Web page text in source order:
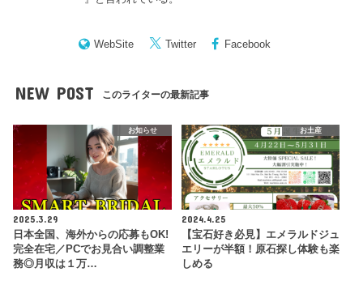
WebSite Twitter Facebook
NEW POST このライターの最新記事
お知らせ
2025.3.29
日本全国、海外からの応募もOK!
完全在宅／PCでお見合い調整業
務◎月収は１万…
お土産
2024.4.25
【宝石好き必見】エメラルドジュ
エリーが半額！原石探し体験も楽
しめる